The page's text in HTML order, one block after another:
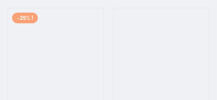
-25% !